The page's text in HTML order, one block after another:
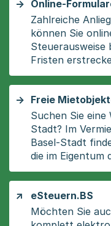
Online-
Zahlreiche
können Sie
Steuerausweise
Fristen
Freie
Suchen Sie
Stadt? Im
Basel-Stadt
die im Eigentum
eSteuern.BS
Möchten Sie